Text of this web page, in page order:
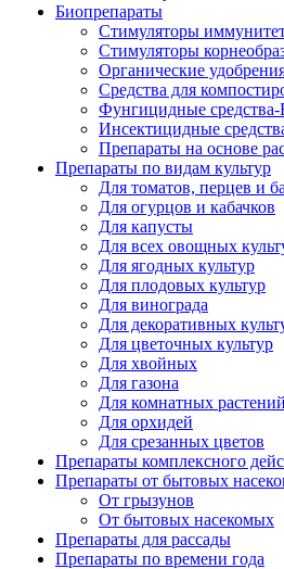
Биопрепараты
Стимуляторы
Стимуляторы
Органические
Средства для
Фунгицидные
Инсектицидные
Препараты на основе
Препараты по видам культур
Для томатов, перцев и
Для огурцов и кабачков
Для капусты
Для всех овощных
Для ягодных культур
Для плодовых культур
Для винограда
Для декоративных
Для цветочных культур
Для хвойных
Для газона
Для комнатных растений
Для орхидей
Для срезанных цветов
Препараты комплексного
Препараты от бытовых
От грызунов
От бытовых насекомых
Препараты для рассады
Препараты по времени года